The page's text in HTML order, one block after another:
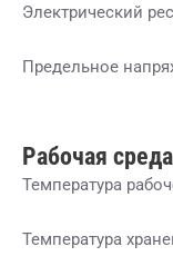
Электрический
Предельное
Рабочая среда
Температура
Температура